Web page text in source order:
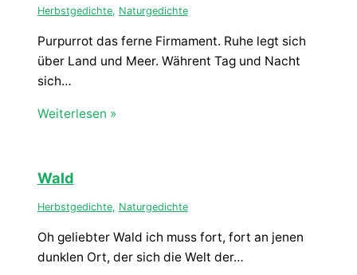
Herbstgedichte, Naturgedichte
Purpurrot das ferne Firmament. Ruhe legt sich
über Land und Meer. Währent Tag und Nacht
sich…
Weiterlesen »
Wald
Herbstgedichte, Naturgedichte
Oh geliebter Wald ich muss fort, fort an jenen
dunklen Ort, der sich die Welt der…